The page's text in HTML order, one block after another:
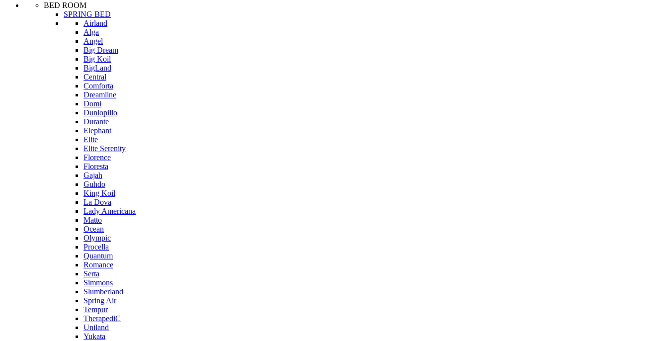
BED ROOM
SPRING BED
Airland
Alga
Angel
Big Dream
Big Koil
BigLand
Central
Comforta
Dreamline
Domi
Dunlopillo
Durante
Elephant
Elite
Elite Serenity
Florence
Floresta
Gajah
Guhdo
King Koil
La Dova
Lady Americana
Matto
Ocean
Olympic
Procella
Quantum
Romance
Serta
Simmons
Slumberland
Spring Air
Tempur
TherapediC
Uniland
Yukata